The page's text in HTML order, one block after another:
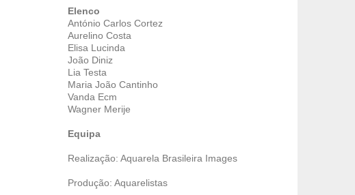
Elenco
António Carlos Cortez
Aurelino Costa
Elisa Lucinda
João Diniz
Lia Testa
Maria João Cantinho
Vanda Ecm
Wagner Merije
Equipa
Realização: Aquarela Brasileira Images
Produção: Aquarelistas